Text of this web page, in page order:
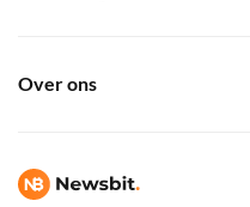
Over ons